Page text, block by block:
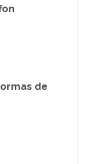
de